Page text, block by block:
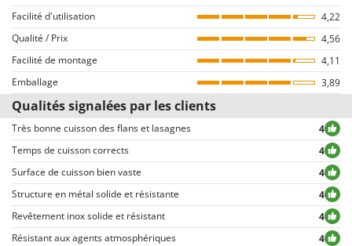
Comment garantir l’authenticité des commentaires sur AgriEuro
La publication n’est pas permise aux utilisateurs du site qui n’ont pas
préalablement finalisé un achat (la possibilité d’écrire le commentaire est
d’ailleurs reliée à la page des détails de la commande, sur l’espace
personnel du client, disponible après avoir inséré le login).
Tous les commentaires, tant positifs que négatifs, sont publiés sans
exclusion ou censure, à l’exception de textes qui contiennent des
expressions ou mots inappropriés, ou qui ne respectent pas le traitement
des données personnelles.
Tous les commentaires, qu’ils soient positifs ou négatifs, peuvent être
consultés rapidement par nos visiteurs, grâce également aux filtres qui
permettent une sélection rapide, comme par exemple celui permettant de
choisir entre avis positifs et négatifs.
Facilité d'utilisation
4,22
Qualité / Prix
4,56
Facilité de montage
4,11
Emballage
3,89
Qualités signalées par les clients
Très bonne cuisson des flans et lasagnes
4
Temps de cuisson corrects
4
Surface de cuisson bien vaste
4
Structure en métal solide et résistante
4
Revêtement inox solide et résistant
4
Résistant aux agents atmosphériques
4